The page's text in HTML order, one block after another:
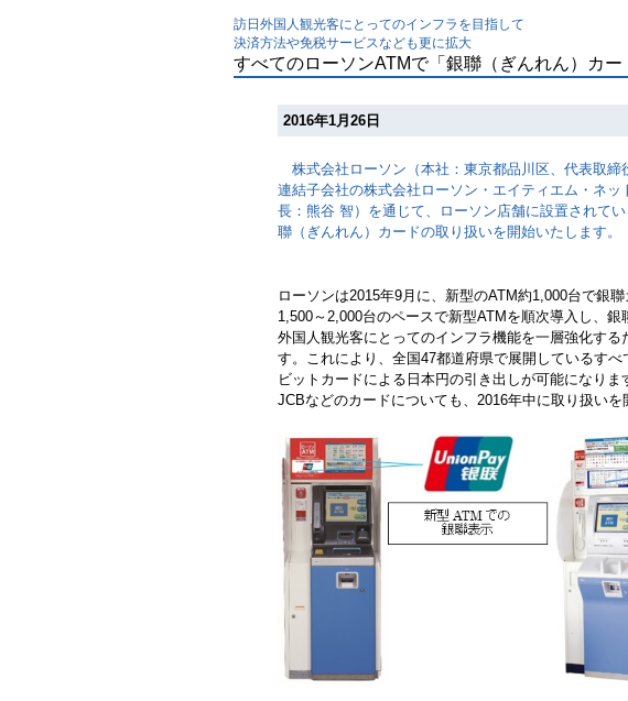
訪日外国人観光客にとってのインフラを目指して
決済方法や免税サービスなども更に拡大
すべてのローソンATMで「銀聯（ぎんれん）カ
2016年1月26日
株式会社ローソン（本社：東京都品川区、代表取締
連結子会社の株式会社ローソン・エイティエム・ネ
長：熊谷 智）を通じて、ローソン店舗に設置されて
聯（ぎんれん）カードの取り扱いを開始いたします。
ローソンは2015年9月に、新型のATM約1,000台で銀
1,500～2,000台のペースで新型ATMを順次導入し、
外国人観光客にとってのインフラ機能を一層強化す
す。これにより、全国47都道府県で展開しているす
ビットカードによる日本円の引き出しが可能になり
JCBなどのカードについても、2016年中に取り扱いを